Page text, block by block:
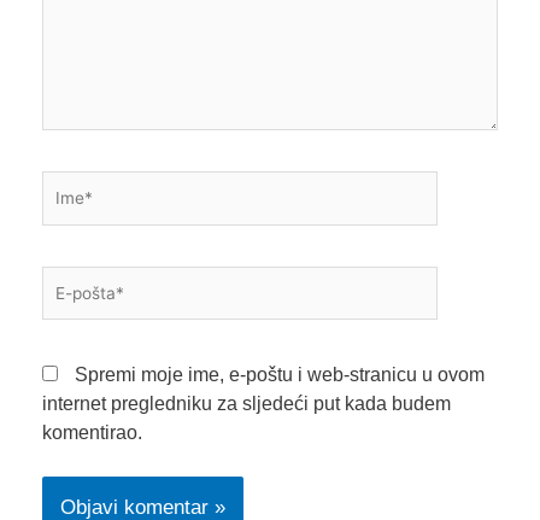
pošta*
Spremi moje ime, e-poštu i web-stranicu u ovom
internet pregledniku za sljedeći put kada budem
komentirao.